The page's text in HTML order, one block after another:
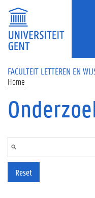
Overslaan en naar de inhoud gaan
FACULTEIT LETTEREN EN
Home
Reset